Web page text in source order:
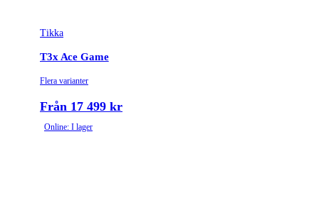
Tikka
T3x Ace Game
Flera varianter
Från 17 499 kr
Online: I lager